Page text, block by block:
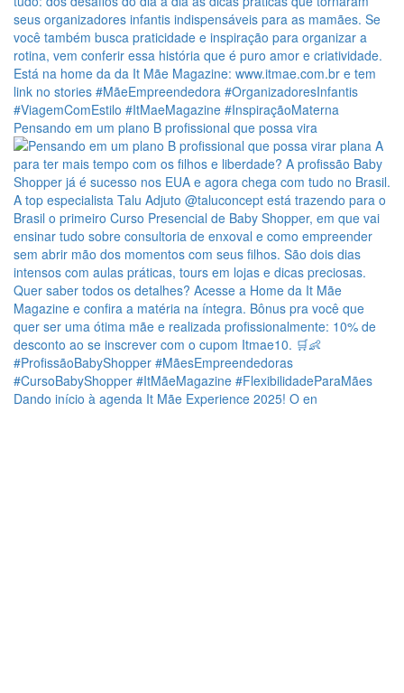
Pensando em um plano B profissional que possa vira
Dando início à agenda It Mãe Experience 2025! O en